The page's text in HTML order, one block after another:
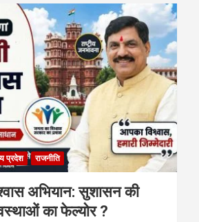
प्रदेश राजनीति
अभियान: सुशासन की
का फेल्योर ?